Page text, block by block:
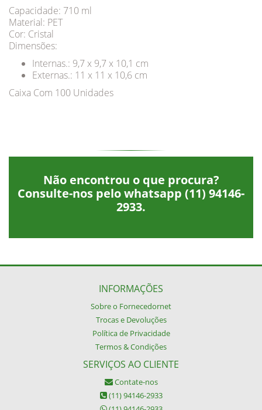
Capacidade: 710 ml
Material: PET
Cor: Cristal
Dimensões:
Internas.: 9,7 x 9,7 x 10,1 cm
Externas.: 11 x 11 x 10,6 cm
Caixa Com 100 Unidades
Não encontrou o que procura?
Consulte-nos pelo whatsapp (11) 94146-
2933.
INFORMAÇÕES
Sobre o Fornecedornet
Trocas e Devoluções
Política de Privacidade
Termos & Condições
SERVIÇOS AO CLIENTE
Contate-nos
(11) 94146-2933